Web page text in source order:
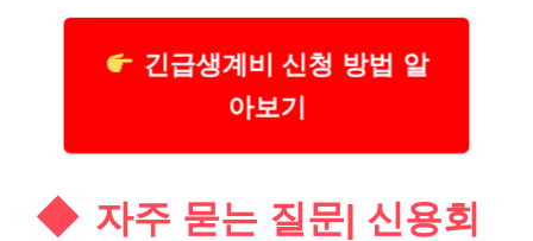
긴급생계비 신청 방법 알
아보기
자주 묻는 질문| 신용회